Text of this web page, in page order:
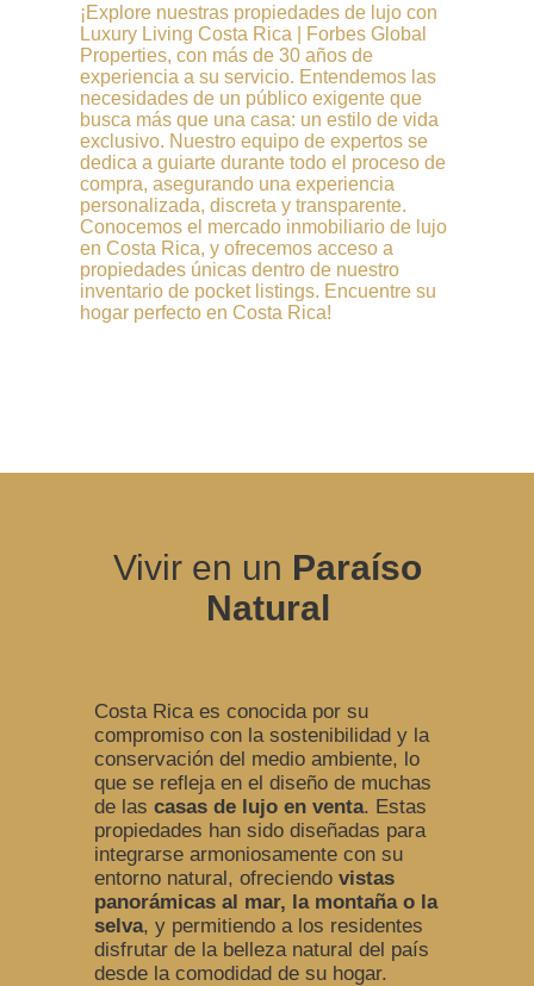
¡Explore nuestras propiedades de lujo con
Luxury Living Costa Rica | Forbes Global
Properties, con más de 30 años de
experiencia a su servicio. Entendemos las
necesidades de un público exigente que
busca más que una casa: un estilo de vida
exclusivo. Nuestro equipo de expertos se
dedica a guiarte durante todo el proceso de
compra, asegurando una experiencia
personalizada, discreta y transparente.
Conocemos el mercado inmobiliario de lujo
en Costa Rica, y ofrecemos acceso a
propiedades únicas dentro de nuestro
inventario de pocket listings. Encuentre su
hogar perfecto en Costa Rica!
Vivir en un Paraíso
Natural
Costa Rica es conocida por su
compromiso con la sostenibilidad y la
conservación del medio ambiente, lo
que se refleja en el diseño de muchas
de las casas de lujo en venta. Estas
propiedades han sido diseñadas para
integrarse armoniosamente con su
entorno natural, ofreciendo vistas
panorámicas al mar, la montaña o la
selva, y permitiendo a los residentes
disfrutar de la belleza natural del país
desde la comodidad de su hogar.